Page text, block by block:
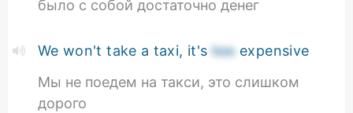
было с собой достаточно денег
We won't take a taxi, it's too expensive
Мы не поедем на такси, это слишком
дорого